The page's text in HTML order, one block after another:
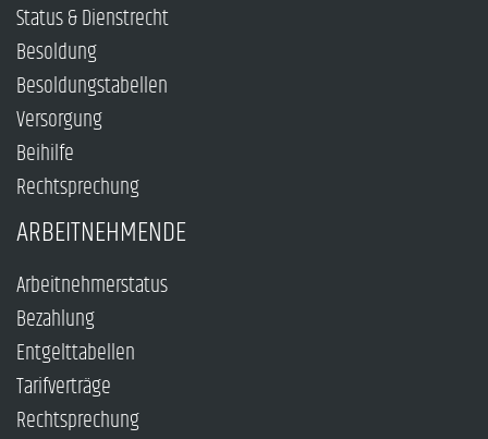
Status & Dienstrecht
Besoldung
Besoldungstabellen
Versorgung
Beihilfe
Rechtsprechung
ARBEITNEHMENDE
Arbeitnehmerstatus
Bezahlung
Entgelttabellen
Tarifverträge
Rechtsprechung